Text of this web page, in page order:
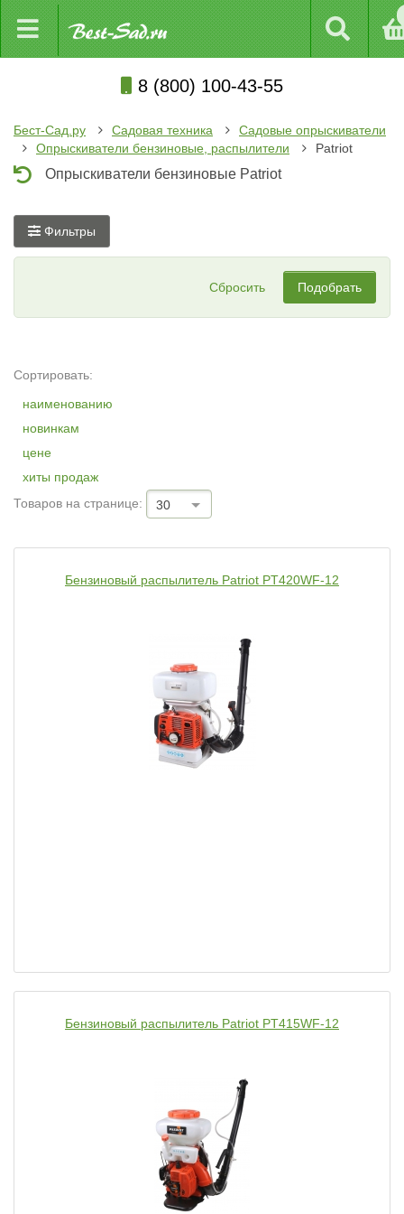
8 (800) 100-43-55
Бест-Сад.ру Садовая техника
Садовые опрыскиватели
Опрыскиватели бензиновые, распылители
Patriot
Опрыскиватели бензиновые Patriot
Фильтры
Сбросить Подобрать
Сортировать:
наименованию
новинкам
цене
хиты продаж
Товаров на странице:
30
Бензиновый распылитель Patriot PT420WF-12
Бензиновый распылитель Patriot PT415WF-12